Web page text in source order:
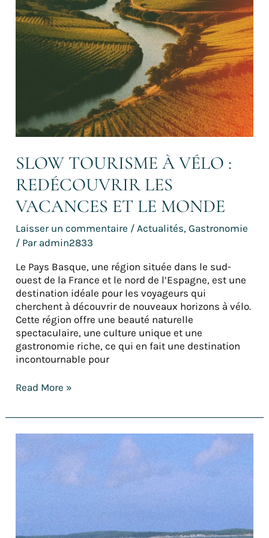
SLOW TOURISME À VÉLO :
REDÉCOUVRIR LES
VACANCES ET LE MONDE
Laisser un commentaire / Actualités,Gastronomie
/ Par admin2833
Le Pays Basque, une région située dans le sud-
ouest de la France et le nord de l’Espagne, est une
destination idéale pour les voyageurs qui
cherchent à découvrir de nouveaux horizons à vélo.
Cette région offre une beauté naturelle
spectaculaire, une culture unique et une
gastronomie riche, ce qui en fait une destination
incontournable pour
Read More »
Carnet
Voyage :
épisode